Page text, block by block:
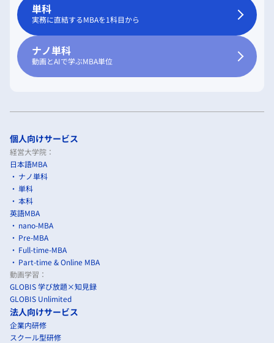
単科
実務に直結するMBAを1科目から
ナノ単科
動画とAIで学ぶMBA単位
個人向けサービス
経営大学院：
日本語MBA
ナノ単科
単科
本科
英語MBA
nano-MBA
Pre-MBA
Full-time-MBA
Part-time & Online MBA
動画学習：
GLOBIS 学び放題×知見録
GLOBIS Unlimited
法人向けサービス
企業内研修
スクール型研修